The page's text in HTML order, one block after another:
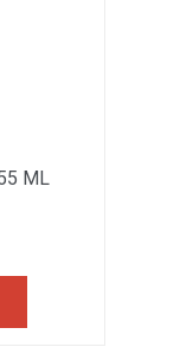
ML